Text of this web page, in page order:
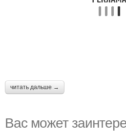
читать дальше →
Вас может